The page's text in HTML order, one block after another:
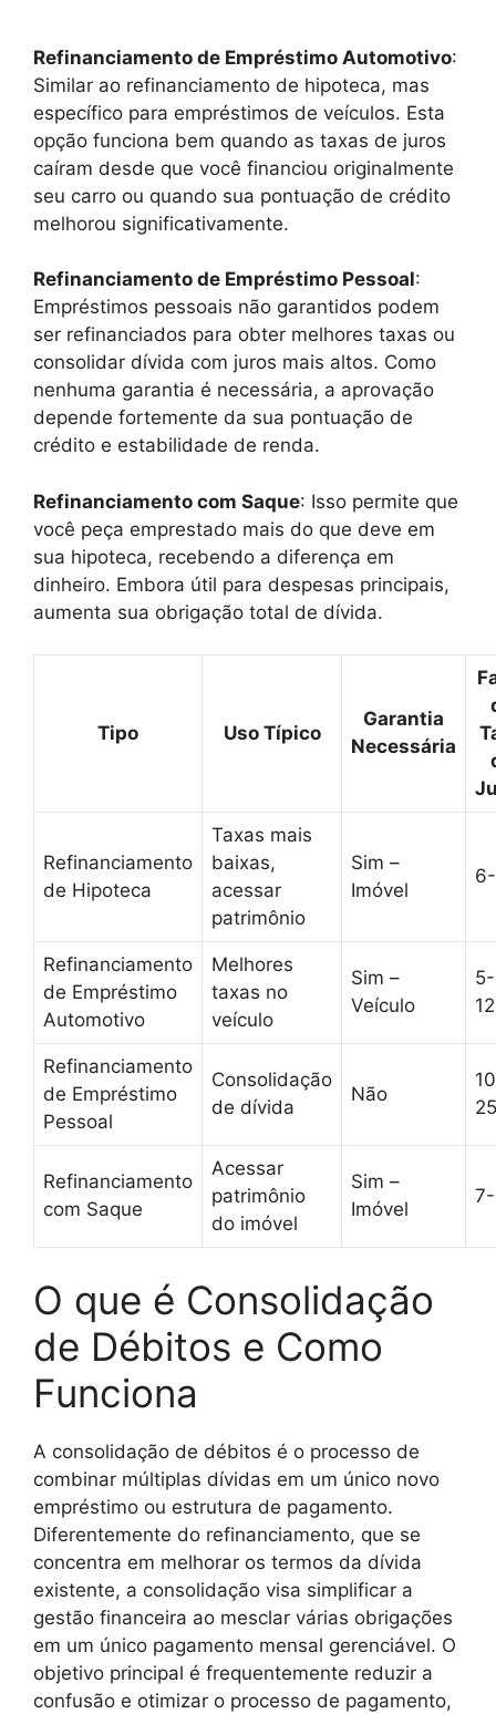
Refinanciamento de Empréstimo Automotivo:
Similar ao refinanciamento de hipoteca, mas
específico para empréstimos de veículos. Esta
opção funciona bem quando as taxas de juros
caíram desde que você financiou originalmente
seu carro ou quando sua pontuação de crédito
melhorou significativamente.
Refinanciamento de Empréstimo Pessoal:
Empréstimos pessoais não garantidos podem
ser refinanciados para obter melhores taxas ou
consolidar dívida com juros mais altos. Como
nenhuma garantia é necessária, a aprovação
depende fortemente da sua pontuação de
crédito e estabilidade de renda.
Refinanciamento com Saque: Isso permite que
você peça emprestado mais do que deve em
sua hipoteca, recebendo a diferença em
dinheiro. Embora útil para despesas principais,
aumenta sua obrigação total de dívida.
Tipo Uso Típico
Garantia
Necessária
Refinanciamento
de Hipoteca
Taxas mais
baixas,
acessar
patrimônio
Sim –
Imóvel
Refinanciamento
de Empréstimo
Automotivo
Melhores
taxas no
veículo
Sim –
Veículo
5-
Refinanciamento
de Empréstimo
Pessoal
Consolidação
de dívida
Não
Refinanciamento
com Saque
Acessar
patrimônio
do imóvel
Sim –
Imóvel
O que é Consolidação
de Débitos e Como
Funciona
A consolidação de débitos é o processo de
combinar múltiplas dívidas em um único novo
empréstimo ou estrutura de pagamento.
Diferentemente do refinanciamento, que se
concentra em melhorar os termos da dívida
existente, a consolidação visa simplificar a
gestão financeira ao mesclar várias obrigações
em um único pagamento mensal gerenciável. O
objetivo principal é frequentemente reduzir a
confusão e otimizar o processo de pagamento,